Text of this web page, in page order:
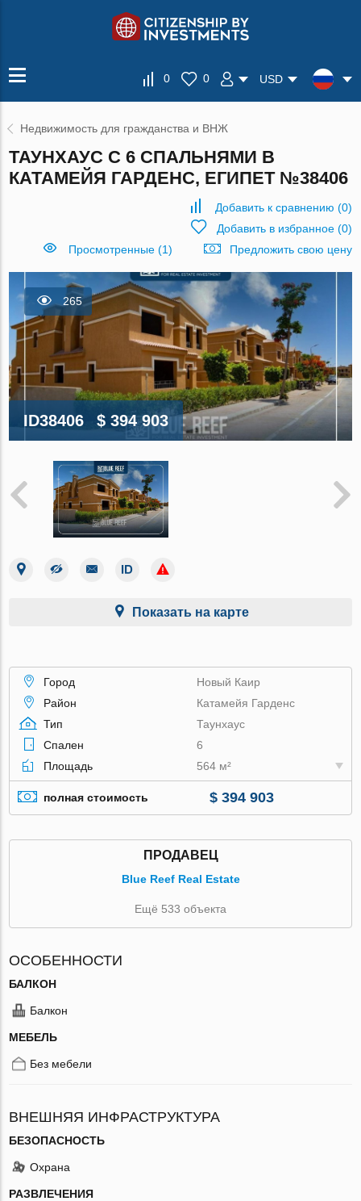
0 0 USD
Недвижимость для гражданства и ВНЖ
ТАУНХАУС С 6 СПАЛЬНЯМИ В
КАТАМЕЙЯ ГАРДЕНС, ЕГИПЕТ №38406
Добавить к сравнению (0)
Добавить в избранное(0)
Просмотренные (1)
Предложить свою цену
265
ID38406 $ 394 903
Показать на карте
Город
Новый Каир
Район
Катамейя Гарденс
Тип
Таунхаус
Спален
6
Площадь
564 м²
полная стоимость $ 394 903
ПРОДАВЕЦ
Blue Reef Real Estate
Ещё 533 объекта
ОСОБЕННОСТИ
БАЛКОН
Балкон
МЕБЕЛЬ
Без мебели
ВНЕШНЯЯ ИНФРАСТРУКТУРА
БЕЗОПАСНОСТЬ
Охрана
РАЗВЛЕЧЕНИЯ